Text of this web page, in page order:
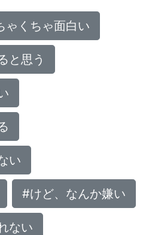
ゃくちゃ面白い
と思う
い
#けど、なんか嫌い
ない